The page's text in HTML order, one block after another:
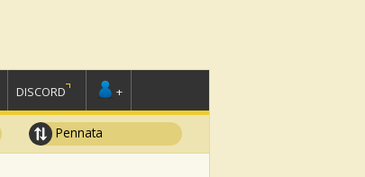
DISCORD +
Pennata